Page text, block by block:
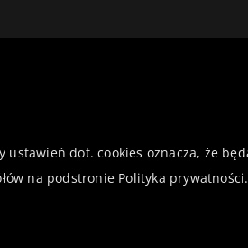
dot. cookies oznacza, że
na podstronie Polityka prywatności.